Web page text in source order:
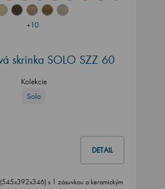
+10
skrinka SOLO SZZ 60
Kolekcie
Solo
DETAIL
s 1 zásuvkou a keramickým